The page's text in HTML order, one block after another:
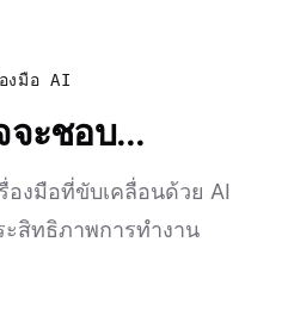
งมือ AI
ะชอบ...
องมือที่ขับเคลื่อนด้วย AI
ะสิทธิภาพการทำงาน